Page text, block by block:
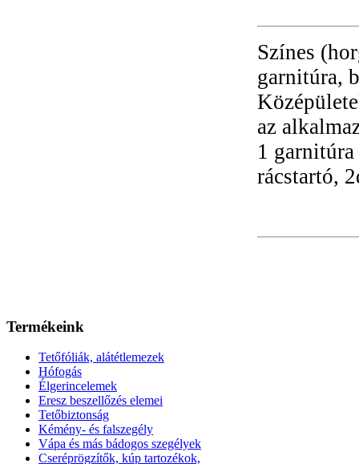
Színes
garnitúra,
az
1
rácstartó,
Termékeink
Tetőfóliák, alátétlemezek
Hófogás
Élgerincelemek
Eresz beszellőzés elemei
Tetőbiztonság
Kémény- és falszegély
Vápa és más bádogos szegélyek
Cseréprögzítők, kúp tartozékok,